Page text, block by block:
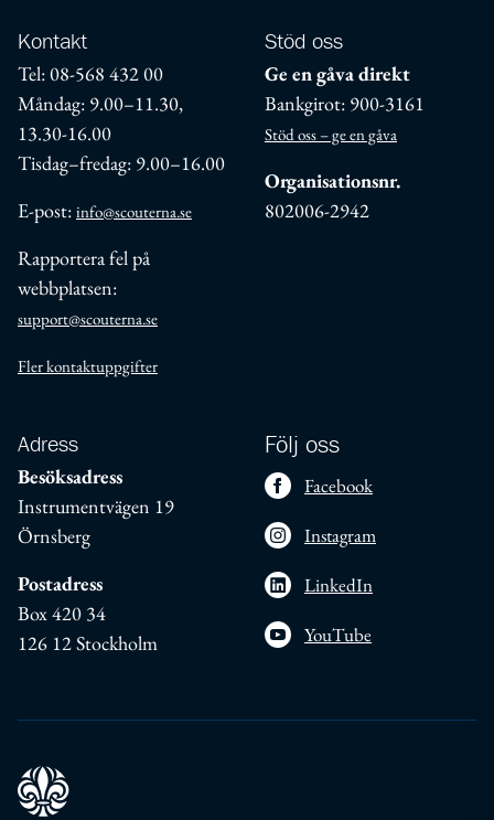
Kontakt
Tel: 08-568 432 00
Måndag: 9.00–11.30,
13.30-16.00
Tisdag–fredag: 9.00–16.00
E-post: info@scouterna.se
Rapportera fel på
webbplatsen:
support@scouterna.se
Fler kontaktuppgifter
Stöd oss
Ge en gåva direkt
Bankgirot: 900-3161
Stöd oss – ge en gåva
Organisationsnr.
802006-2942
Adress
Besöksadress
Instrumentvägen 19
Örnsberg
Postadress
Box 420 34
126 12 Stockholm
Följ oss
Facebook
Instagram
LinkedIn
YouTube